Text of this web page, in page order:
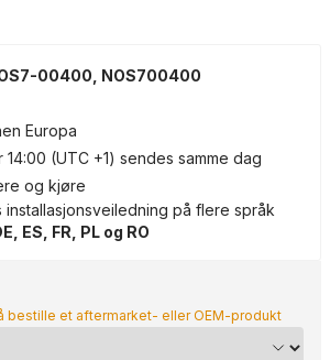
00400, NOS700400
Europa
14:00 (UTC +1) sendes samme dag
og kjøre
installasjonsveiledning på flere språk
ES, FR, PL og RO
bestille et aftermarket- eller OEM-produkt